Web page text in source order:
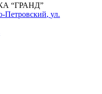
“ГРАНД”
Петровский, ул.